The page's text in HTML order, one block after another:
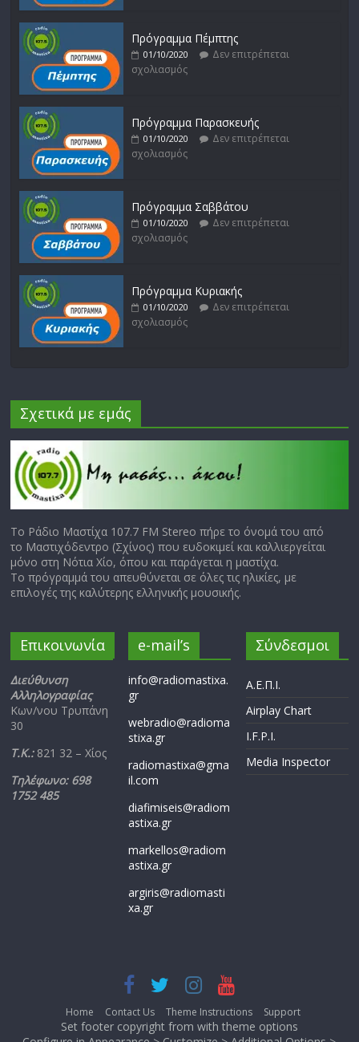
Πρόγραμμα Πέμπτης
01/10/2020
Δεν επιτρέπεται
σχολιασμός
Πρόγραμμα Παρασκευής
01/10/2020
Δεν επιτρέπεται
σχολιασμός
Πρόγραμμα Σαββάτου
01/10/2020
Δεν επιτρέπεται
σχολιασμός
Πρόγραμμα Κυριακής
01/10/2020
Δεν επιτρέπεται
σχολιασμός
Σχετικά με εμάς
Το Ράδιο Μαστίχα 107.7 FM Stereo πήρε το όνομά του από
το Μαστιχόδεντρο (Σχίνος) που ευδοκιμεί και καλλιεργείται
μόνο στη Νότια Χίο, όπου και παράγεται η μαστίχα.
Το πρόγραμμά του απευθύνεται σε όλες τις ηλικίες, με
επιλογές της καλύτερης ελληνικής μουσικής.
Επικοινωνία
Διεύθυνση
Αλληλογραφίας
Κων/νου Τρυπάνη
30
Τ.Κ.: 821 32 – Χίος
Τηλέφωνο: 698
1752 485
e-mail’s
info@radiomastixa.
gr
webradio@radioma
stixa.gr
radiomastixa@gma
il.com
diafimiseis@radiom
astixa.gr
markellos@radiom
astixa.gr
argiris@radiomasti
xa.gr
Σύνδεσμοι
Α.Ε.Π.Ι.
Airplay Chart
I.F.P.I.
Media Inspector
Home Contact Us Theme Instructions Support
Set footer copyright from with theme options